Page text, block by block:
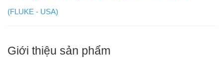
(FLUKE - USA)
Giới thiệu sản phẩm